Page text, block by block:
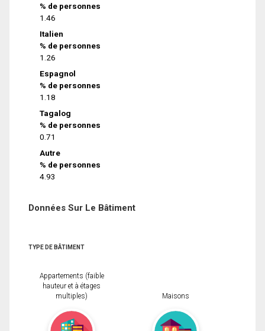
% de personnes
1.46
Italien
% de personnes
1.26
Espagnol
% de personnes
1.18
Tagalog
% de personnes
0.71
Autre
% de personnes
4.93
Données Sur Le Bâtiment
TYPE DE BÂTIMENT
Appartements (faible
hauteur et à étages
multiples)
Maisons